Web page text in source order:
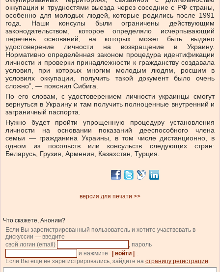
оккупации и трудностями выезда через соседние с РФ страны,
особенно для молодых людей, которые родились после 1991
года. Наши консулы были ограничены действующим
законодательством, которое определяло исчерпывающий
перечень оснований, на которых может быть выдано
удостоверение личности на возвращение в Украину.
Нормативно определённая законом процедура идентификации
личности и проверки принадлежности к гражданству создавала
условия, при которых многим молодым людям, росшим в
условиях оккупации, получить такой документ было очень
сложно”, — пояснил Сибига.
По его словам, с удостоверением личности украинцы смогут
вернуться в Украину и там получить полноценные внутренний и
заграничный паспорта.
Нужно будет пройти упрощенную процедуру установления
личности на основании показаний дееспособного члена
семьи — гражданина Украины, в том числе дистанционно, в
одном из посольств или консульств следующих стран:
Беларусь, Грузия, Армения, Казахстан, Турция.
версия для печати >>
Что скажете, Аноним?
Если Вы зарегистрированный пользователь и хотите участвовать в
дискуссии — введите
свой логин (email)
, пароль
и нажмите
| войти |
.
Если Вы еще не зарегистрировались, зайдите на страницу регистрации.